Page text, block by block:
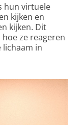
hun virtuele
kijken en
kijken. Dit
ze reageren
in